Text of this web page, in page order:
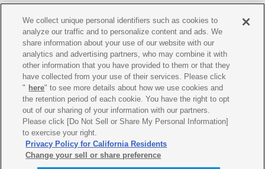
PAS/YPJ用品
その他用品
イベント&エンターテイメント
オンラインショップ
企業情報
ご利用規約 推薦環境 プライバシーポリシー Cookie ポリシー
We collect unique personal identifiers such as cookies to
analyze our traffic and to personalize content and ads. We
share information about your use of our website with our
analytics and advertising partners, who may combine it with
other information that you have provided to them or that they
have collected from your use of their services. Please click
" here" to see more details about how we use cookies and
the retention period of each cookie. You have the right to opt
out of our sharing of your information with our partners.
Please click [Do Not Sell or Share My Personal Information]
to exercise your right.
Privacy Policy for California Residents
Change your sell or share preference